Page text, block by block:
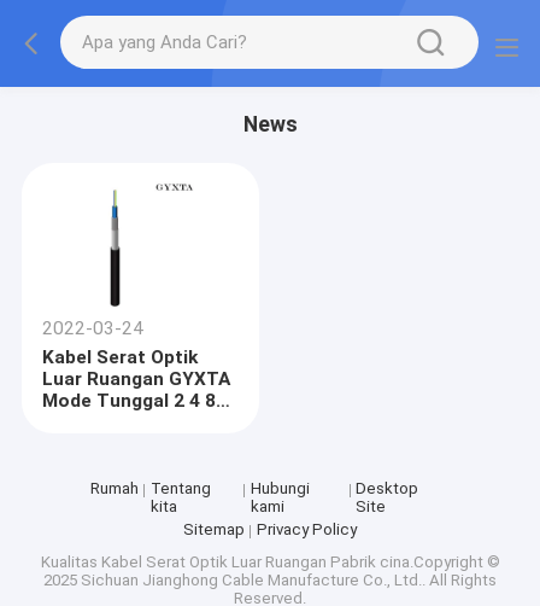
News
2022-03-24
Kabel Serat Optik
Luar Ruangan GYXTA
Mode Tunggal 2 4 8
Rumah
Tentang
kita
Hubungi
kami
Desktop
Site
Sitemap
Privacy Policy
Kualitas Kabel Serat Optik Luar Ruangan Pabrik cina.Copyright ©
2025 Sichuan Jianghong Cable Manufacture Co., Ltd.. All Rights
Reserved.